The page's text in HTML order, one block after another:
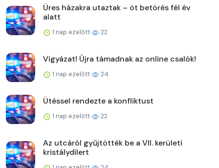
Üres házakra utaztak – öt betörés fél év
alatt
1 nap ezelőtt 22
Vigyázat! Újra támadnak az online csalók!
1 nap ezelőtt 24
Ütéssel rendezte a konfliktust
1 nap ezelőtt 22
Az utcáról gyűjtötték be a VII. kerületi
kristálydílert